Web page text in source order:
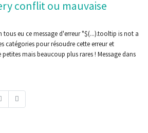
conflit ou mauvaise
tous eu ce message d'erreur "$(...).tooltip is not a
catégories pour résoudre cette erreur et
petites mais beaucoup plus rares ! Message dans